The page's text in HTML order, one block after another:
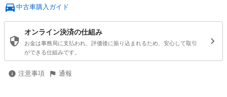
中古車購入ガイド
オンライン決済の仕組み
お金は事務局に支払われ、評価後に振り込まれるため、安心して取引
ができる仕組みです。
注意事項 通報